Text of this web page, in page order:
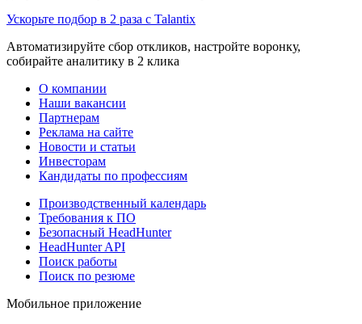
Ускорьте подбор в 2 раза с Talantix
Автоматизируйте сбор откликов, настройте воронку,
собирайте аналитику в 2 клика
О компании
Наши вакансии
Партнерам
Реклама на сайте
Новости и статьи
Инвесторам
Кандидаты по профессиям
Производственный календарь
Требования к ПО
Безопасный HeadHunter
HeadHunter API
Поиск работы
Поиск по резюме
Мобильное приложение